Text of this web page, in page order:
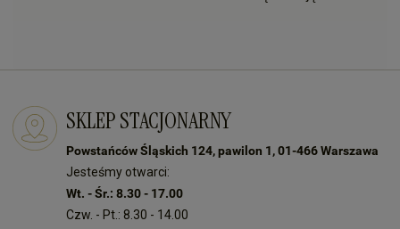
SKLEP STACJONARNY
Powstańców Śląskich 124, pawilon 1, 01-466 Warszawa
Jesteśmy otwarci:
Wt. - Śr.: 8.30 - 17.00
Czw. - Pt.: 8.30 - 14.00